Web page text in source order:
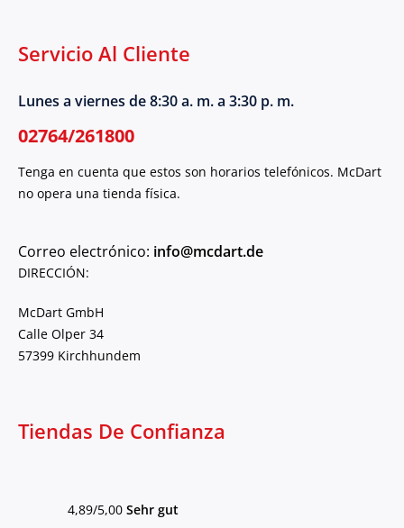
Servicio Al Cliente
Lunes a viernes de 8:30 a. m. a 3:30 p. m.
02764/261800
Tenga en cuenta que estos son horarios telefónicos. McDart
no opera una tienda física.
Correo electrónico: info@mcdart.de
DIRECCIÓN:
McDart GmbH
Calle Olper 34
57399 Kirchhundem
Tiendas De Confianza
4,89/5,00 Sehr gut